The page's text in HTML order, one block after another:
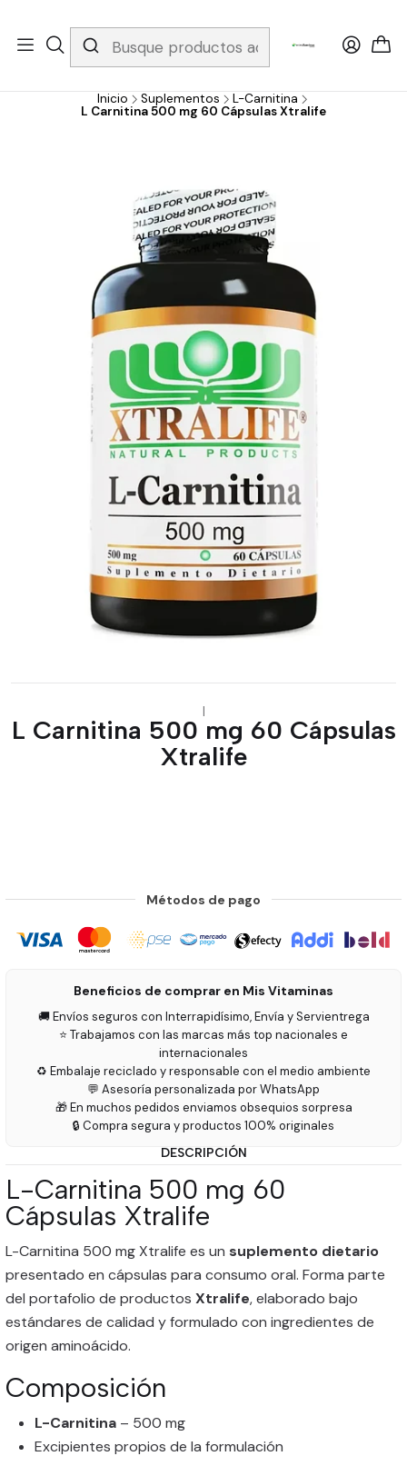
Whatsapp 3229079958/ Fijo 6019251796 / Envios a todo el país y
gratis apartir de 199.000!
Inicio Suplementos
L-Carnitina
L Carnitina 500 mg 60 Cápsulas Xtralife
|
L Carnitina 500 mg 60 Cápsulas
Xtralife
Métodos de pago
Beneficios de comprar en Mis Vitaminas
🚚 Envíos seguros con Interrapidísimo, Envía y Servientrega
⭐ Trabajamos con las marcas más top nacionales e
internacionales
♻️ Embalaje reciclado y responsable con el medio ambiente
💬 Asesoría personalizada por WhatsApp
🎁 En muchos pedidos enviamos obsequios sorpresa
🔒 Compra segura y productos 100% originales
DESCRIPCIÓN
L-Carnitina 500 mg 60
Cápsulas Xtralife
L-Carnitina 500 mg Xtralife es un suplemento dietario
presentado en cápsulas para consumo oral. Forma parte
del portafolio de productos Xtralife, elaborado bajo
estándares de calidad y formulado con ingredientes de
origen aminoácido.
Composición
L-Carnitina – 500 mg
Excipientes propios de la formulación